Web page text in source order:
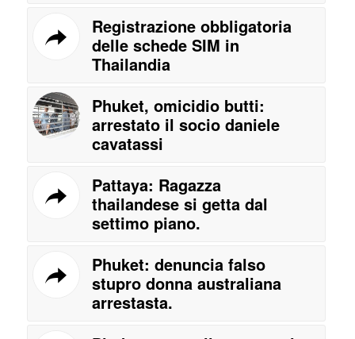
Registrazione obbligatoria
delle schede SIM in
Thailandia
Phuket, omicidio butti:
arrestato il socio daniele
cavatassi
Pattaya: Ragazza
thailandese si getta dal
settimo piano.
Phuket: denuncia falso
stupro donna australiana
arrestasta.